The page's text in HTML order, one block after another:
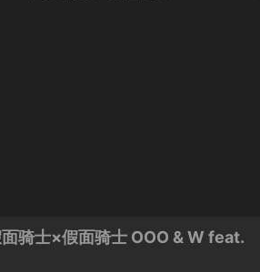
骑士×假面骑士 OOO & W feat.